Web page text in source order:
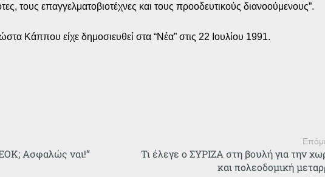
τους επαγγελματοβιοτέχνες και τους προοδευτικούς διανοούμενους”.
Κάππου είχε δημοσιευθεί στα “Νέα” στις 22 Ιουλίου 1991.
Ασφαλώς ναι!”
Τι έλεγε ο ΣΥΡΙΖΑ στη βουλή για την
και πολεοδομική